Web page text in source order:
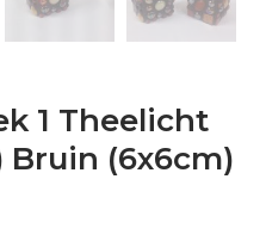
1 Theelicht
Bruin (6x6cm)